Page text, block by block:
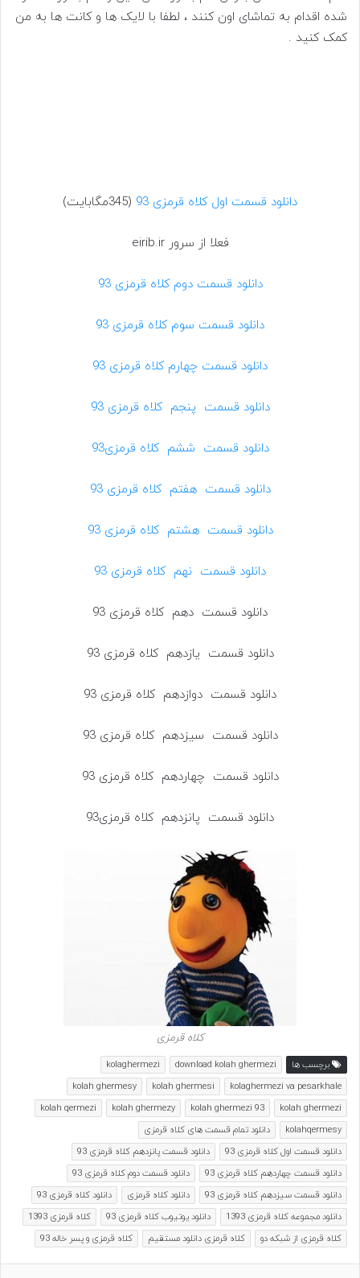
شده اقدام به تماشای اون کنند ، لطفا با لایک ها و کانت ها به من
کمک کنید .
دانلود قسمت اول کلاه قرمزی 93 (345مگابایت)
فعلا از سرور eirib.ir
دانلود قسمت دوم کلاه قرمزی 93
دانلود قسمت سوم کلاه قرمزی 93
دانلود قسمت چهارم کلاه قرمزی 93
دانلود قسمت پنجم کلاه قرمزی 93
دانلود قسمت ششم کلاه قرمزی93
دانلود قسمت هفتم کلاه قرمزی 93
دانلود قسمت هشتم کلاه قرمزی 93
دانلود قسمت نهم کلاه قرمزی 93
دانلود قسمت دهم کلاه قرمزی 93
دانلود قسمت یازدهم کلاه قرمزی 93
دانلود قسمت دوازدهم کلاه قرمزی 93
دانلود قسمت سیزدهم کلاه قرمزی 93
دانلود قسمت چهاردهم کلاه قرمزی 93
دانلود قسمت پانزدهم کلاه قرمزی93
کلاه قرمزی
برچسب ها download kolah ghermezi
kolaghermezi
kolaghermezi va pesarkhale
kolah ghermesi
kolah ghermesy
kolah ghermezi
kolah ghermezi 93
kolah ghermezy
kolah qermezi
kolahqermesy
دانلود تمام قسمت های کلاه قرمزی
دانلود قسمت اول کلاه قرمزی 93
دانلود قسمت پانزدهم کلاه قرمزی 93
دانلود قسمت چهاردهم کلاه قرمزی 93
دانلود قسمت دوم کلاه قرمزی 93
دانلود قسمت سیزدهم کلاه قرمزی 93
دانلود کلاه قرمزی
دانلود کلاه قرمزی 93
دانلود مجموعه کلاه قرمزی 1393
دانلود یوتیوب کلاه قرمزی 93
کلاه قرمزی 1393
کلاه قرمزی از شبکه دو
کلاه قرمزی دانلود مستقیم کلاه قرمزی و پسر خاله 93